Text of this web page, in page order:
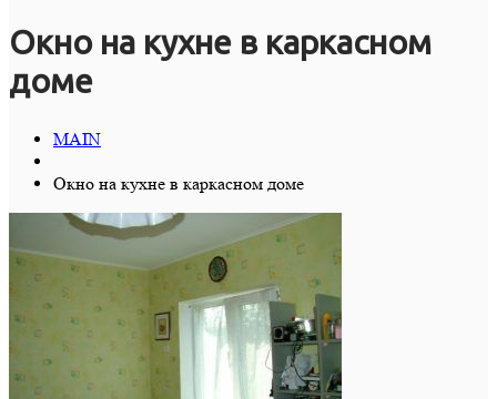
Окно на кухне в каркасном
доме
MAIN
Окно на кухне в каркасном доме